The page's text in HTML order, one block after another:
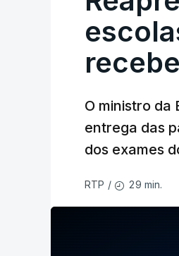
O ministro da
entrega das
dos exames
RTP / 29 min.